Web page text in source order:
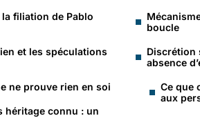
filiation de Pablo
et les spéculations
ne prouve rien en soi
héritage connu : un
boucle
Discrétion
absence
Ce que
aux